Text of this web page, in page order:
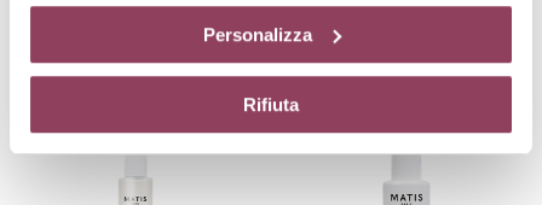
diversi da quelli tecnici.
Personalizza
Rifiuta